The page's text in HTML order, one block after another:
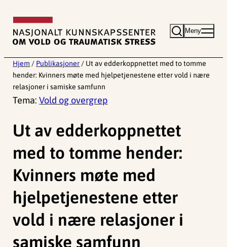
innhold
Meny
Hjem / Publikasjoner / Ut av edderkoppnettet med to tomme
hender: Kvinners møte med hjelpetjenestene etter vold i nære
relasjoner i samiske samfunn
Tema:Vold og overgrep
Ut av edderkoppnettet
med to tomme hender:
Kvinners møte med
hjelpetjenestene etter
vold i nære relasjoner i
samiske samfunn